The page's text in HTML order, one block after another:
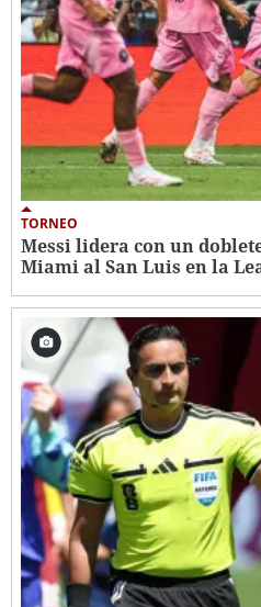
TORNEO
Messi lidera con un
Miami al San Luis en la